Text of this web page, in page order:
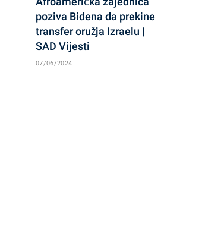
poziva Bidena da prekine
transfer oružja Izraelu |
SAD Vijesti
07/06/2024